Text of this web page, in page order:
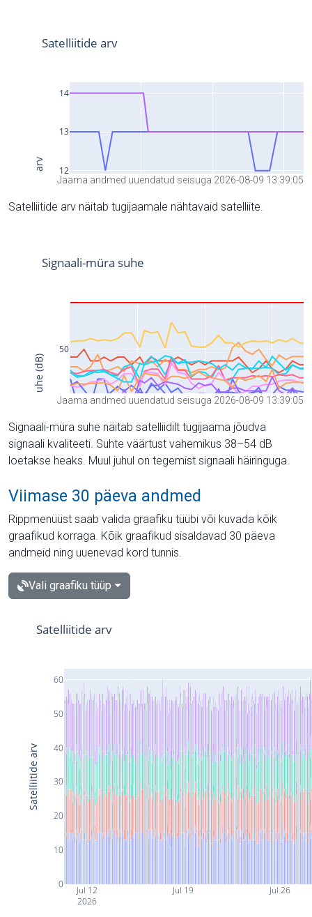
Jaama andmed uuendatud seisuga 2026-08-09 13:39:05
Satelliitide arv näitab tugijaamale nähtavaid satelliite.
Jaama andmed uuendatud seisuga 2026-08-09 13:39:05
Signaali-müra suhe näitab satelliidilt tugijaama jõudva
signaali kvaliteeti. Suhte väärtust vahemikus 38–54 dB
loetakse heaks. Muul juhul on tegemist signaali häiringuga.
Viimase 30 päeva andmed
Rippmenüüst saab valida graafiku tüübi või kuvada kõik
graafikud korraga. Kõik graafikud sisaldavad 30 päeva
andmeid ning uuenevad kord tunnis.
Vali graafiku tüüp
Jul 12
2026
Jul 19 Jul 26
0
10
20
30
40
50
60
Satelliitide arv
Satelliitide arv